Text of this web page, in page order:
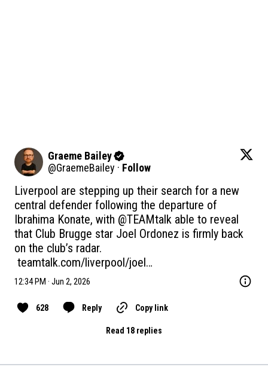
Graeme Bailey
@GraemeBailey · Follow
Liverpool are stepping up their search for a new
central defender following the departure of
Ibrahima Konate, with @TEAMtalk able to reveal
that Club Brugge star Joel Ordonez is firmly back
on the club’s radar.
teamtalk.com/liverpool/joel…
12:34 PM · Jun 2, 2026
628 Reply Copy link
Read 18 replies